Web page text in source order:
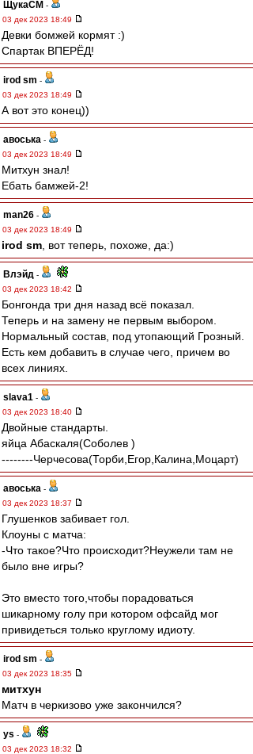
ЩукаСМ -
03 дек 2023 18:49
Девки бомжей кормят :)
Спартак ВПЕРЁД!
irod sm -
03 дек 2023 18:49
А вот это конец))
авоська -
03 дек 2023 18:49
Митхун знал!
Ебать бамжей-2!
man26 -
03 дек 2023 18:49
irod sm , вот теперь, похоже, да:)
Влэйд -
03 дек 2023 18:42
Бонгонда три дня назад всё показал.
Теперь и на замену не первым выбором.
Нормальный состав, под утопающий Грозный.
Есть кем добавить в случае чего, причем во
всех линиях.
slava1 -
03 дек 2023 18:40
Двойные стандарты.
яйца Абаскаля(Соболев )
‐-------Черчесова(Торби,Егор,Калина,Моцарт)
авоська -
03 дек 2023 18:37
Глушенков забивает гол.
Клоуны с матча:
-Что такое?Что происходит?Неужели там не
было вне игры?
Это вместо того,чтобы порадоваться
шикарному голу при котором офсайд мог
привидеться только круглому идиоту.
irod sm -
03 дек 2023 18:35
митхун
Матч в черкизово уже закончился?
ys -
03 дек 2023 18:32